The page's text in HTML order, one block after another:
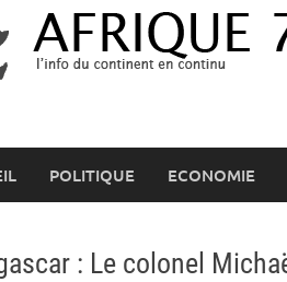
POLITIQUE ECONOMIE
: Le colonel